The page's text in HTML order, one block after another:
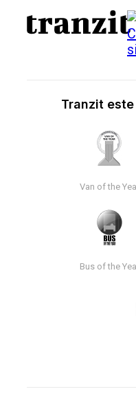
Tranzit
Van of the
Bus of the